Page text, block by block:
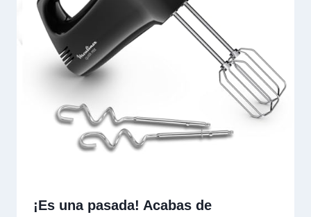
¡Es una pasada! Acabas de